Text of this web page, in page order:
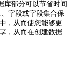
部分可以节省时间
字段或字段集合保
，从而使您能够更
，从而在创建数据